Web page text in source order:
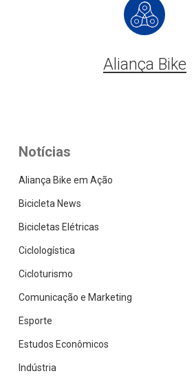
Aliança Bike
Notícias
Aliança Bike em Ação
Bicicleta News
Bicicletas Elétricas
Ciclologística
Cicloturismo
Comunicação e Marketing
Esporte
Estudos Econômicos
Indústria